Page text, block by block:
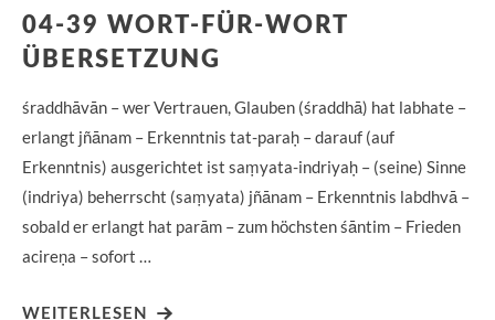
04-39 WORT-FÜR-WORT
ÜBERSETZUNG
śraddhāvān – wer Vertrauen, Glauben (śraddhā) hat labhate –
erlangt jñānam – Erkenntnis tat-paraḥ – darauf (auf
Erkenntnis) ausgerichtet ist saṃyata-indriyaḥ – (seine) Sinne
(indriya) beherrscht (saṃyata) jñānam – Erkenntnis labdhvā –
sobald er erlangt hat parām – zum höchsten śāntim – Frieden
acireṇa – sofort …
WEITERLESEN